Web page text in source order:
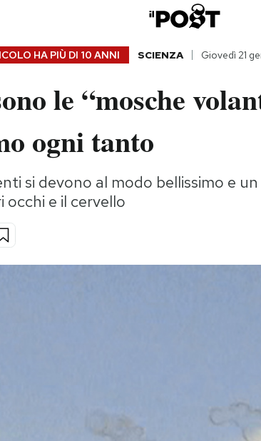
HA PIÙ DI 10 ANNI SCIENZA Giovedì 21
le “mosche
ogni tanto
si devono al modo bellissimo e
e il cervello